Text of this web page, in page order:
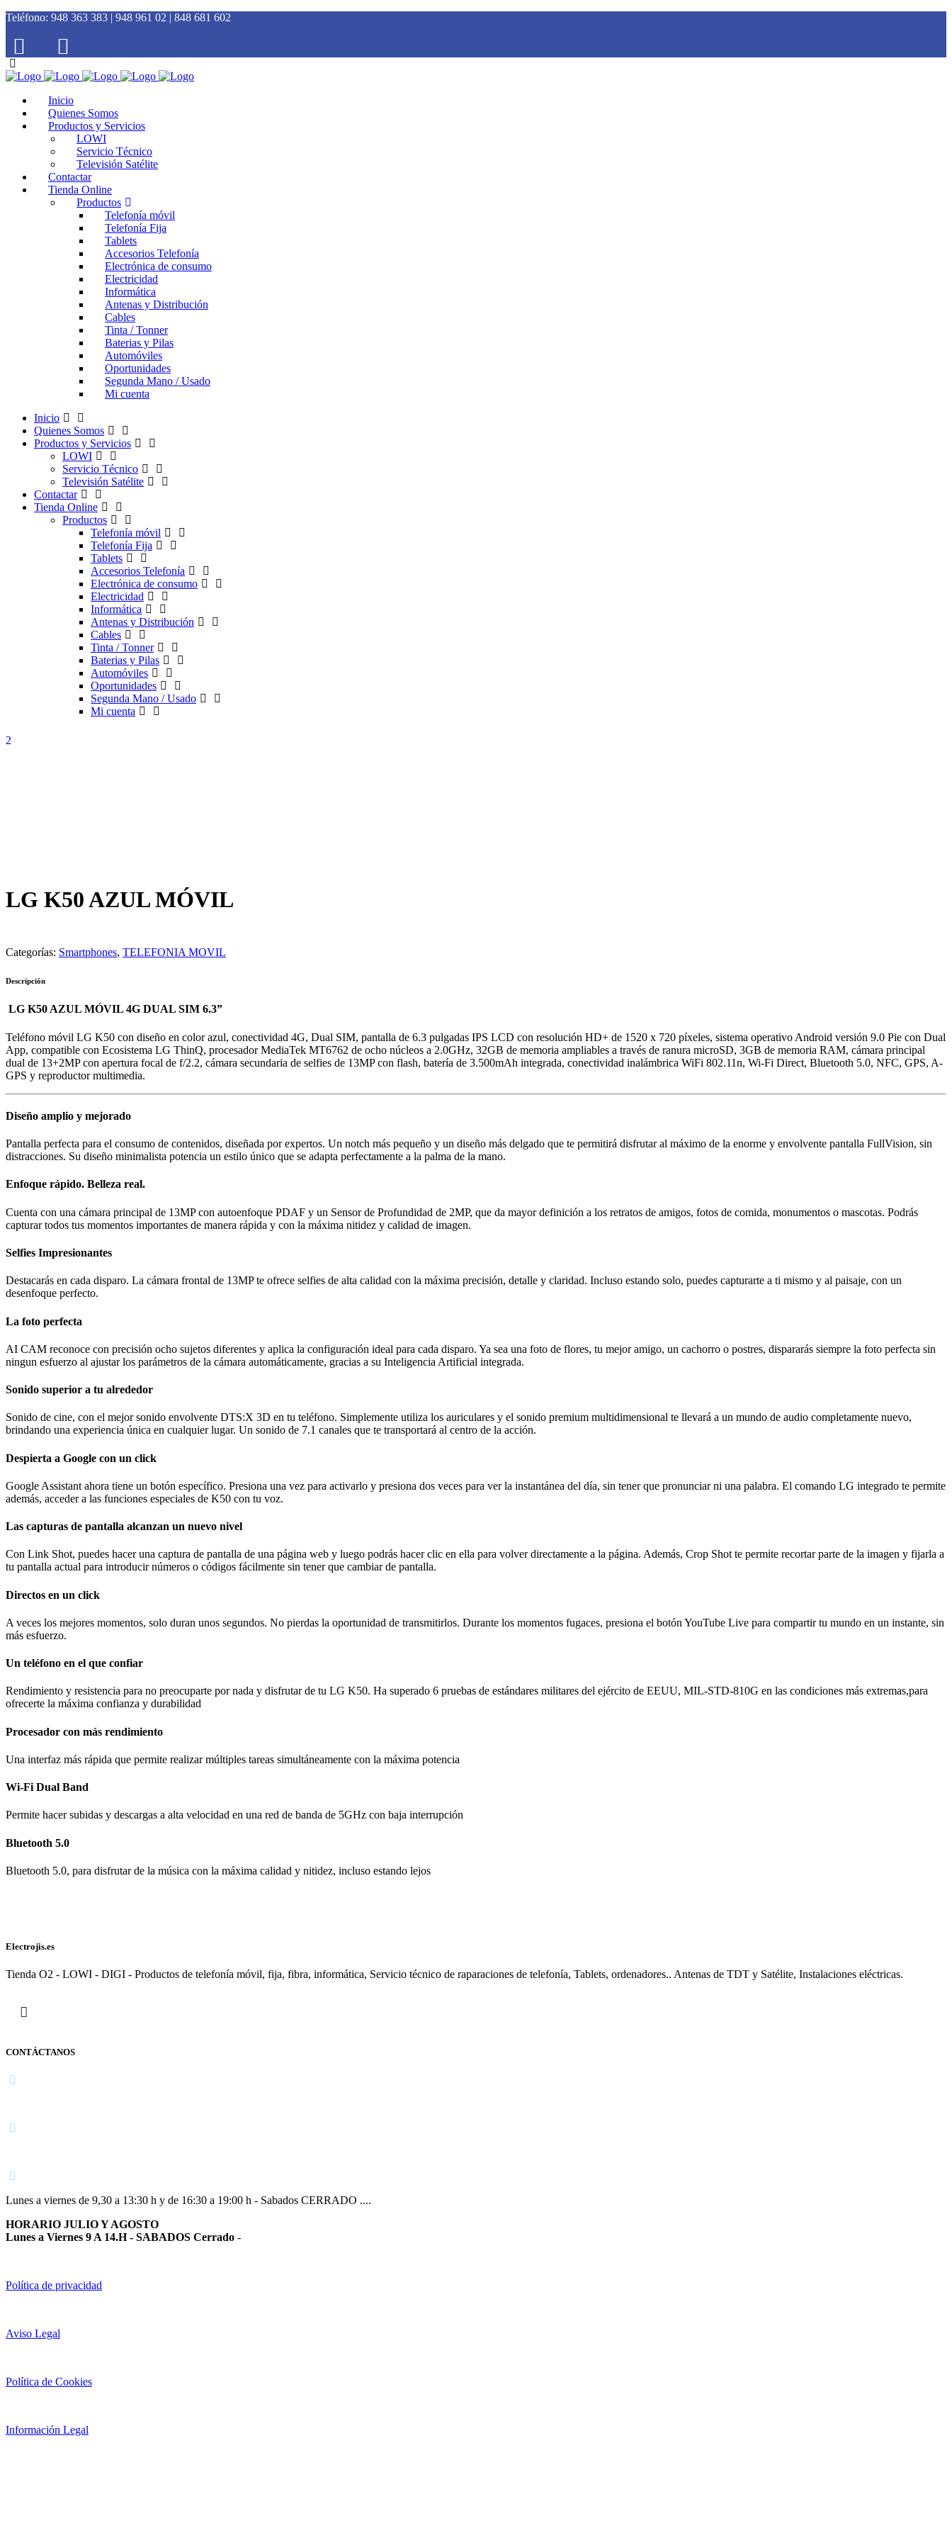
Teléfono: 948 363 383 | 948 961 02 | 848 681 602
Inicio
Quienes Somos
Productos y Servicios
LOWI
Servicio Técnico
Televisión Satélite
Contactar
Tienda Online
Productos
Telefonía móvil
Telefonía Fija
Tablets
Accesorios Telefonía
Electrónica de consumo
Electricidad
Informática
Antenas y Distribución
Cables
Tinta / Tonner
Baterias y Pilas
Automóviles
Oportunidades
Segunda Mano / Usado
Mi cuenta
Inicio
Quienes Somos
Productos y Servicios
LOWI
Servicio Técnico
Televisión Satélite
Contactar
Tienda Online
Productos
Telefonía móvil
Telefonía Fija
Tablets
Accesorios Telefonía
Electrónica de consumo
Electricidad
Informática
Antenas y Distribución
Cables
Tinta / Tonner
Baterias y Pilas
Automóviles
Oportunidades
Segunda Mano / Usado
Mi cuenta
LG K50 AZUL MÓVIL
Categorías: Smartphones, TELEFONIA MOVIL
Descripción
LG K50 AZUL MÓVIL 4G DUAL SIM 6.3”
Teléfono móvil LG K50 con diseño en color azul, conectividad 4G, Dual SIM, pantalla de 6.3 pulgadas IPS LCD con resolución HD+ de 1520 x 720 píxeles, sistema operativo Android versión 9.0 Pie con Dual
App, compatible con Ecosistema LG ThinQ, procesador MediaTek MT6762 de ocho núcleos a 2.0GHz, 32GB de memoria ampliables a través de ranura microSD, 3GB de memoria RAM, cámara principal
dual de 13+2MP con apertura focal de f/2.2, cámara secundaria de selfies de 13MP con flash, batería de 3.500mAh integrada, conectividad inalámbrica WiFi 802.11n, Wi-Fi Direct, Bluetooth 5.0, NFC, GPS, A-
GPS y reproductor multimedia.
Diseño amplio y mejorado
Pantalla perfecta para el consumo de contenidos, diseñada por expertos. Un notch más pequeño y un diseño más delgado que te permitirá disfrutar al máximo de la enorme y envolvente pantalla FullVision, sin
distracciones. Su diseño minimalista potencia un estilo único que se adapta perfectamente a la palma de la mano.
Enfoque rápido. Belleza real.
Cuenta con una cámara principal de 13MP con autoenfoque PDAF y un Sensor de Profundidad de 2MP, que da mayor definición a los retratos de amigos, fotos de comida, monumentos o mascotas. Podrás
capturar todos tus momentos importantes de manera rápida y con la máxima nitidez y calidad de imagen.
Selfies Impresionantes
Destacarás en cada disparo. La cámara frontal de 13MP te ofrece selfies de alta calidad con la máxima precisión, detalle y claridad. Incluso estando solo, puedes capturarte a ti mismo y al paisaje, con un
desenfoque perfecto.
La foto perfecta
AI CAM reconoce con precisión ocho sujetos diferentes y aplica la configuración ideal para cada disparo. Ya sea una foto de flores, tu mejor amigo, un cachorro o postres, dispararás siempre la foto perfecta sin
ningun esfuerzo al ajustar los parámetros de la cámara automáticamente, gracias a su Inteligencia Artificial integrada.
Sonido superior a tu alrededor
Sonido de cine, con el mejor sonido envolvente DTS:X 3D en tu teléfono. Simplemente utiliza los auriculares y el sonido premium multidimensional te llevará a un mundo de audio completamente nuevo,
brindando una experiencia única en cualquier lugar. Un sonido de 7.1 canales que te transportará al centro de la acción.
Despierta a Google con un click
Google Assistant ahora tiene un botón específico. Presiona una vez para activarlo y presiona dos veces para ver la instantánea del día, sin tener que pronunciar ni una palabra. El comando LG integrado te permite
además, acceder a las funciones especiales de K50 con tu voz.
Las capturas de pantalla alcanzan un nuevo nivel
Con Link Shot, puedes hacer una captura de pantalla de una página web y luego podrás hacer clic en ella para volver directamente a la página. Además, Crop Shot te permite recortar parte de la imagen y fijarla a
tu pantalla actual para introducir números o códigos fácilmente sin tener que cambiar de pantalla.
Directos en un click
A veces los mejores momentos, solo duran unos segundos. No pierdas la oportunidad de transmitirlos. Durante los momentos fugaces, presiona el botón YouTube Live para compartir tu mundo en un instante, sin
más esfuerzo.
Un teléfono en el que confiar
Rendimiento y resistencia para no preocuparte por nada y disfrutar de tu LG K50. Ha superado 6 pruebas de estándares militares del ejército de EEUU, MIL-STD-810G en las condiciones más extremas,para
ofrecerte la máxima confianza y durabilidad
Procesador con más rendimiento
Una interfaz más rápida que permite realizar múltiples tareas simultáneamente con la máxima potencia
Wi-Fi Dual Band
Permite hacer subidas y descargas a alta velocidad en una red de banda de 5GHz con baja interrupción
Bluetooth 5.0
Bluetooth 5.0, para disfrutar de la música con la máxima calidad y nitidez, incluso estando lejos
Electrojis.es
Tienda O2 - LOWI - DIGI - Productos de telefonía móvil, fija, fibra, informática, Servicio técnico de raparaciones de telefonía, Tablets, ordenadores.. Antenas de TDT y Satélite, Instalaciones eléctricas.
CONTÁCTANOS
Lunes a viernes de 9,30 a 13:30 h y de 16:30 a 19:00 h - Sabados CERRADO ....
HORARIO JULIO Y AGOSTO
Lunes a Viernes 9 A 14.H - SABADOS Cerrado -
Política de privacidad
Aviso Legal
Política de Cookies
Información Legal